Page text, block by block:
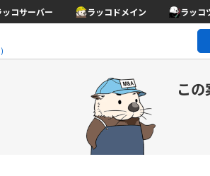
ッコサーバー ラッコドメイン ラッコ
こ